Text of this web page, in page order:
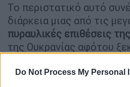
Do Not Process My Personal
Το περιστατικό αυτό
διάρκεια μιας από τις
πυραυλικές επιθέσεις
της Ουκρανίας αφότου
«Είναι ένα περιστατικό